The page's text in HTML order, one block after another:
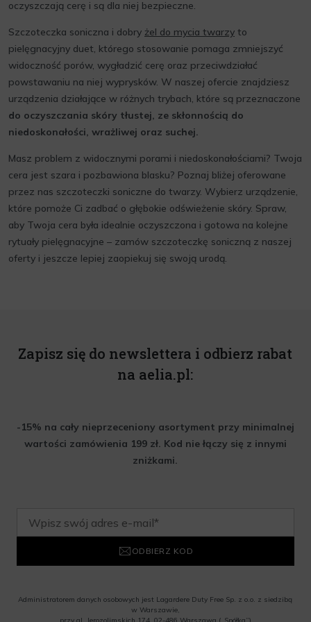
oczyszczają cerę i są dla niej bezpieczne.
Szczoteczka soniczna i dobry żel do mycia twarzy to
pielęgnacyjny duet, którego stosowanie pomaga zmniejszyć
widoczność porów, wygładzić cerę oraz przeciwdziałać
powstawaniu na niej wyprysków. W naszej ofercie znajdziesz
urządzenia działające w różnych trybach, które są przeznaczone
do oczyszczania skóry tłustej, ze skłonnością do
niedoskonałości, wrażliwej oraz suchej.
Masz problem z widocznymi porami i niedoskonałościami? Twoja
cera jest szara i pozbawiona blasku? Poznaj bliżej oferowane
przez nas szczoteczki soniczne do twarzy. Wybierz urządzenie,
które pomoże Ci zadbać o głębokie odświeżenie skóry. Spraw,
aby Twoja cera była idealnie oczyszczona i gotowa na kolejne
rytuały pielęgnacyjne – zamów szczoteczkę soniczną z naszej
oferty i jeszcze lepiej zaopiekuj się swoją urodą.
Zapisz się do newslettera i odbierz rabat
na aelia.pl:
-15% na cały nieprzeceniony asortyment przy minimalnej
wartości zamówienia 199 zł. Kod nie łączy się z innymi
zniżkami.
ODBIERZ KOD
Administratorem danych osobowych jest Lagardere Duty Free Sp. z o.o. z siedzibą
w Warszawie,